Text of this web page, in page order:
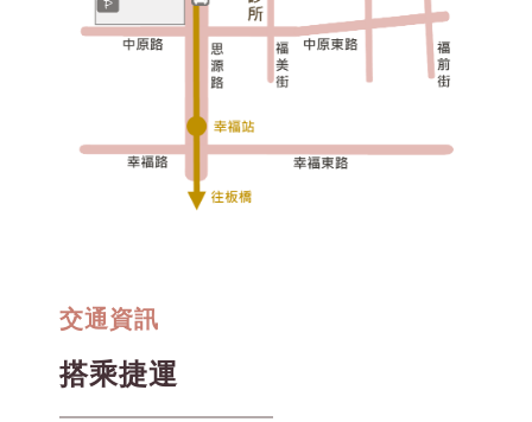
交通資訊
搭乘捷運